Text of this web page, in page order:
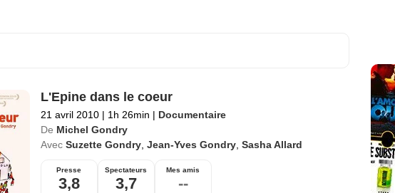
L'Epine dans le coeur
21 avril 2010 | 1h 26min | Documentaire
De Michel Gondry
Avec Suzette Gondry, Jean-Yves Gondry, Sasha Allard
Presse
3,8
Spectateurs
3,7
Mes amis
--